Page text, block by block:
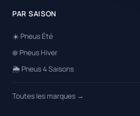
PAR SAISON
☀️ Pneus Été
❄️ Pneus Hiver
🌦️ Pneus 4 Saisons
Toutes les marques →